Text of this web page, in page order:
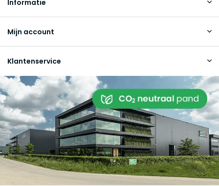
Informatie
Mijn account
Klantenservice